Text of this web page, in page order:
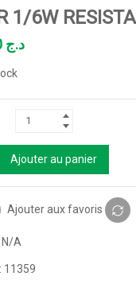
1/6W
د.ج
Ajouter au panier
Ajouter aux favoris
N/A
11359